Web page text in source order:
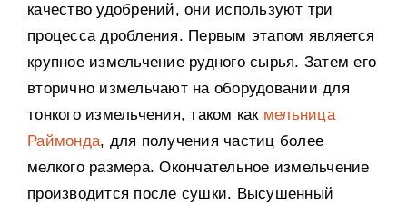
качество удобрений, они используют три
процесса дробления. Первым этапом является
крупное измельчение рудного сырья. Затем его
вторично измельчают на оборудовании для
тонкого измельчения, таком какмельница
Раймонда, для получения частиц более
мелкого размера. Окончательное измельчение
производится после сушки. Высушенный